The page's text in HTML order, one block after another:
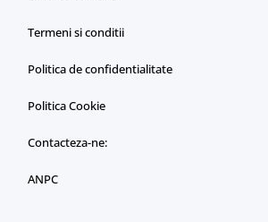
Termeni si conditii
Politica de confidentialitate
Politica Cookie
Contacteza-ne:
ANPC